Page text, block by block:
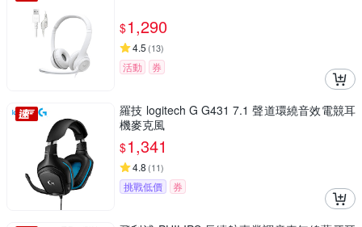
$1,290
4.5 (13)
活動 券
羅技 logitech G G431 7.1 聲道環繞音效電競耳
機麥克風
$1,341
4.8 (11)
挑戰低價 券